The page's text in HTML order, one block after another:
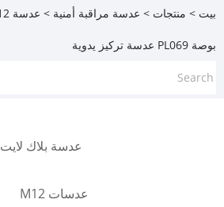
بيت > منتجات > عدسة مراقبة أمنية
بوصة PL069 عدسة تركيز يدوية
عدسة بلاك لايت
عدسات M12